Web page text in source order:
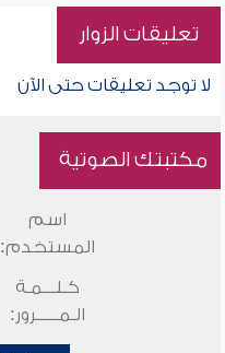
تعليقات الزوار
لا توجد تعليقات حتى الآن
مكتبتك الصوتية
اسم
المستخدم:
كـلـــمـة
الـمـــــرور: